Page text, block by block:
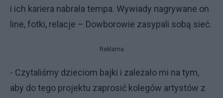
i ich kariera nabrała tempa. Wywiady nagrywane on
line, fotki, relacje – Dowborowie zasypali sobą sieć.
Reklama
- Czytaliśmy dzieciom bajki i zależało mi na tym,
aby do tego projektu zaprosić kolegów artystów z